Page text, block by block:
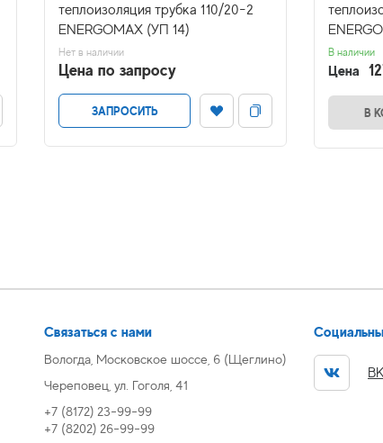
теплоизоляция трубка 110/20-2
ENERGOMAX (УП 14)
Нет в наличии
Цена по запросу
ЗАПРОСИТЬ
В наличии
Цена
В
Связаться с нами
Вологда, Московское шоссе, 6 (Щеглино)
Череповец, ул. Гоголя, 41
+7 (8172) 23-99-99
+7 (8202) 26-99-99